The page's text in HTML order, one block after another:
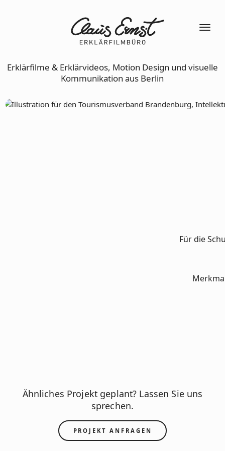
Erklärfilme & Erklärvideos, Motion Design und visuelle
Kommunikation aus Berlin
Für die
Ähnliches Projekt geplant? Lassen Sie uns
sprechen.
PROJEKT ANFRAGEN